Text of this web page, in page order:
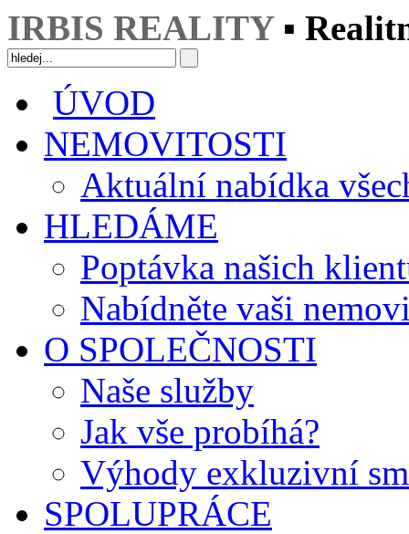
IRBIS REALITY▪
ÚVOD
NEMOVITOSTI
Aktuální nabídka
HLEDÁME
Poptávka našich
Nabídněte vaši
O SPOLEČNOSTI
Naše služby
Jak vše probíhá?
Výhody exkluzivní
SPOLUPRÁCE